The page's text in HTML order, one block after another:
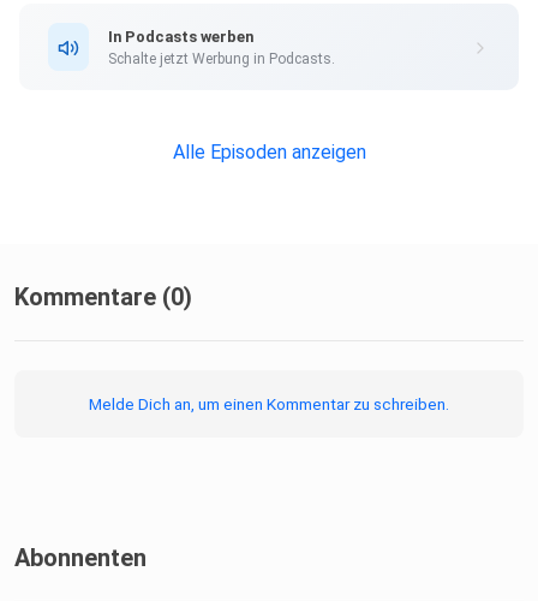
In Podcasts werben
Schalte jetzt Werbung in Podcasts.
Alle Episoden anzeigen
Kommentare (0)
Melde Dich an, um einen Kommentar zu schreiben.
Abonnenten